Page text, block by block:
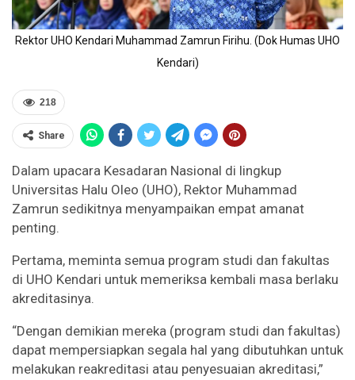
Rektor UHO Kendari Muhammad Zamrun Firihu. (Dok Humas UHO
Kendari)
218
Share
Dalam upacara Kesadaran Nasional di lingkup
Universitas Halu Oleo (UHO), Rektor Muhammad
Zamrun sedikitnya menyampaikan empat amanat
penting.
Pertama, meminta semua program studi dan fakultas
di UHO Kendari untuk memeriksa kembali masa berlaku
akreditasinya.
“Dengan demikian mereka (program studi dan fakultas)
dapat mempersiapkan segala hal yang dibutuhkan untuk
melakukan reakreditasi atau penyesuaian akreditasi,”